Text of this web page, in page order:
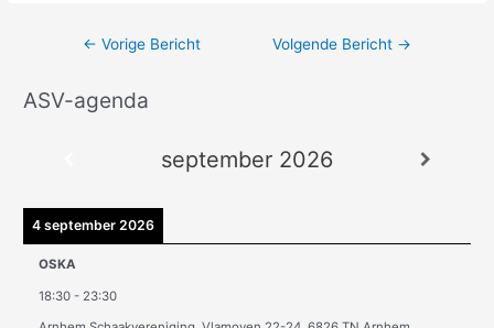
← Vorige Bericht Volgende Bericht →
ASV-agenda
september 2026
4 september 2026
OSKA
18:30 - 23:30
A
e